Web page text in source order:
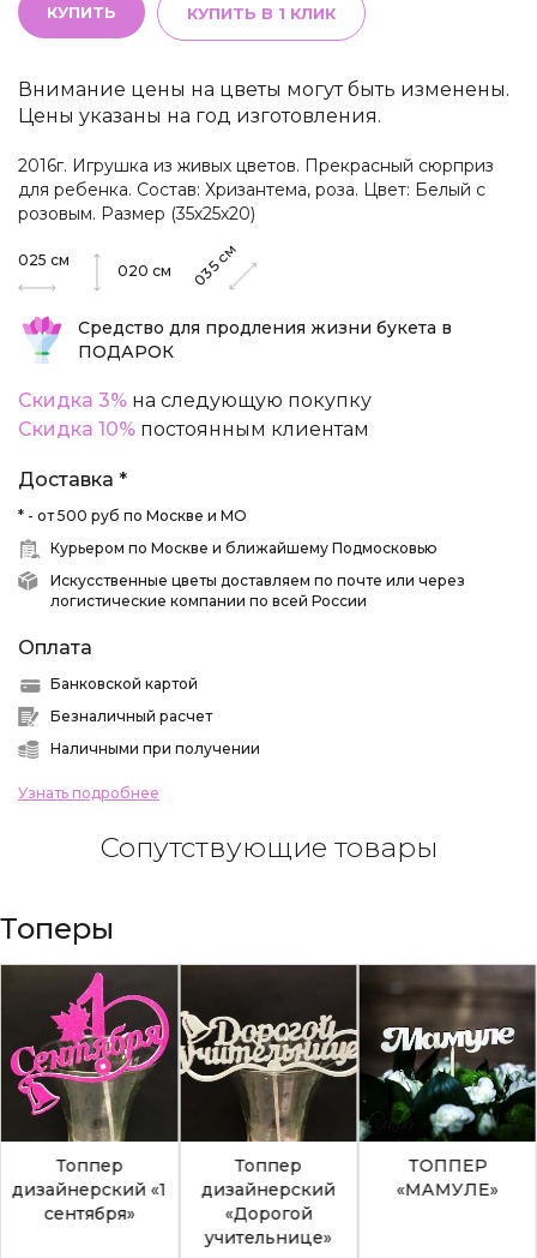
КУПИТЬ КУПИТЬ В 1 КЛИК
Внимание цены на цветы могут быть изменены.
Цены указаны на год изготовления.
2016г. Игрушка из живых цветов. Прекрасный сюрприз
для ребенка. Состав: Хризантема, роза. Цвет: Белый с
розовым. Размер (35х25х20)
025 см
020 см 035
см
Средство для продления жизни букета в
ПОДАРОК
Скидка 3% на следующую покупку
Скидка 10% постоянным клиентам
Доставка *
* - от 500 руб по Москве и МО
Курьером по Москве и ближайшему Подмосковью
Искусственные цветы доставляем по почте или через
логистические компании по всей России
Оплата
Банковской картой
Безналичный расчет
Наличными при получении
Узнать подробнее
Сопутствующие товары
Топеры
Топпер
дизайнерский «1
сентября»
Топпер
дизайнерский
«Дорогой
учительнице»
ТОППЕР
«МАМУЛЕ»